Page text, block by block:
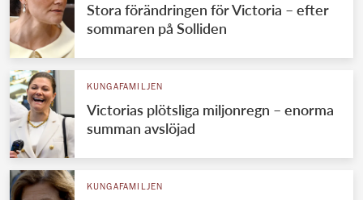
Stora förändringen för Victoria – efter
sommaren på Solliden
KUNGAFAMILJEN
Victorias plötsliga miljonregn – enorma
summan avslöjad
KUNGAFAMILJEN